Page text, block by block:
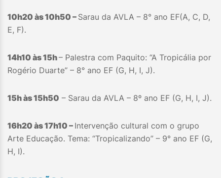
10h20 às 10h50 – Sarau da AVLA – 8° ano EF(A, C, D,
E, F).
14h10 às 15h– Palestra com Paquito: “A Tropicália por
Rogério Duarte” – 8° ano EF (G, H, I, J).
15h às 15h50 – Sarau da AVLA – 8º ano EF (G, H, I, J).
16h20 às 17h10 – Intervenção cultural com o grupo
Arte Educação. Tema: “Tropicalizando” – 9° ano EF (G,
H, I).